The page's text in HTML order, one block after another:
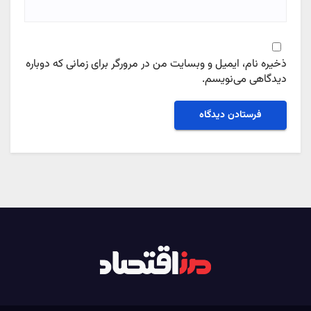
ذخیره نام، ایمیل و وبسایت من در مرورگر برای زمانی که دوباره
دیدگاهی می‌نویسم.